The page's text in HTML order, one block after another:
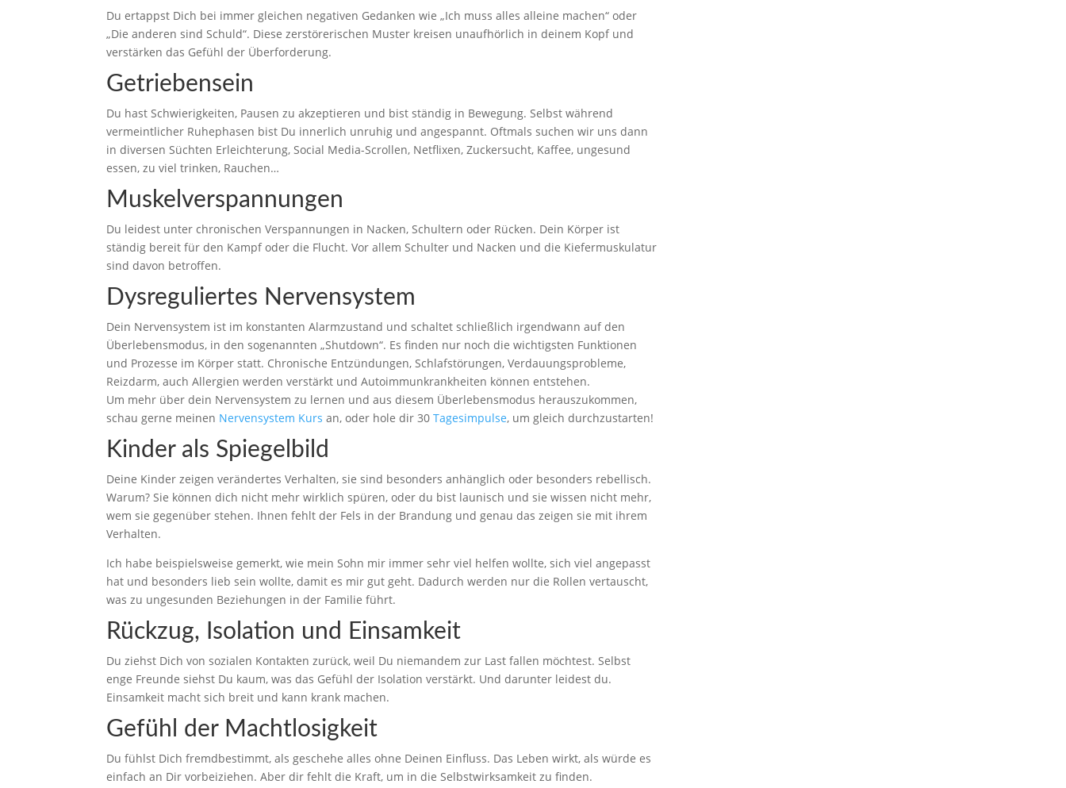
Du ertappst Dich bei immer gleichen negativen Gedanken wie „Ich muss alles alleine machen“ oder
„Die anderen sind Schuld“. Diese zerstörerischen Muster kreisen unaufhörlich in deinem Kopf und
verstärken das Gefühl der Überforderung.
Getriebensein
Du hast Schwierigkeiten, Pausen zu akzeptieren und bist ständig in Bewegung. Selbst während
vermeintlicher Ruhephasen bist Du innerlich unruhig und angespannt. Oftmals suchen wir uns dann
in diversen Süchten Erleichterung, Social Media-Scrollen, Netflixen, Zuckersucht, Kaffee, ungesund
essen, zu viel trinken, Rauchen…
Muskelverspannungen
Du leidest unter chronischen Verspannungen in Nacken, Schultern oder Rücken. Dein Körper ist
ständig bereit für den Kampf oder die Flucht. Vor allem Schulter und Nacken und die Kiefermuskulatur
sind davon betroffen.
Dysreguliertes Nervensystem
Dein Nervensystem ist im konstanten Alarmzustand und schaltet schließlich irgendwann auf den
Überlebensmodus, in den sogenannten „Shutdown“. Es finden nur noch die wichtigsten Funktionen
und Prozesse im Körper statt. Chronische Entzündungen, Schlafstörungen, Verdauungsprobleme,
Reizdarm, auch Allergien werden verstärkt und Autoimmunkrankheiten können entstehen.
Um mehr über dein Nervensystem zu lernen und aus diesem Überlebensmodus herauszukommen,
schau gerne meinen Nervensystem Kurs an, oder hole dir 30Tagesimpulse, um gleich durchzustarten!
Kinder als Spiegelbild
Deine Kinder zeigen verändertes Verhalten, sie sind besonders anhänglich oder besonders rebellisch.
Warum? Sie können dich nicht mehr wirklich spüren, oder du bist launisch und sie wissen nicht mehr,
wem sie gegenüber stehen. Ihnen fehlt der Fels in der Brandung und genau das zeigen sie mit ihrem
Verhalten.
Ich habe beispielsweise gemerkt, wie mein Sohn mir immer sehr viel helfen wollte, sich viel angepasst
hat und besonders lieb sein wollte, damit es mir gut geht. Dadurch werden nur die Rollen vertauscht,
was zu ungesunden Beziehungen in der Familie führt.
Rückzug, Isolation und Einsamkeit
Du ziehst Dich von sozialen Kontakten zurück, weil Du niemandem zur Last fallen möchtest. Selbst
enge Freunde siehst Du kaum, was das Gefühl der Isolation verstärkt. Und darunter leidest du.
Einsamkeit macht sich breit und kann krank machen.
Gefühl der Machtlosigkeit
Du fühlst Dich fremdbestimmt, als geschehe alles ohne Deinen Einfluss. Das Leben wirkt, als würde es
einfach an Dir vorbeiziehen. Aber dir fehlt die Kraft, um in die Selbstwirksamkeit zu finden.